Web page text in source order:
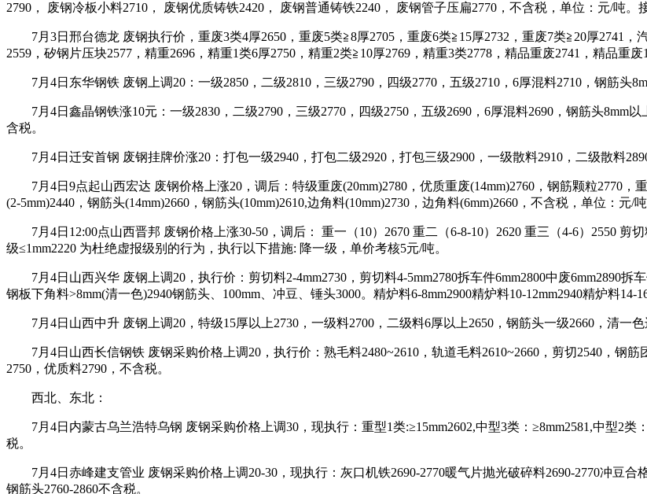
2790， 废钢冷板小料2710， 废钢优质铸铁2420， 废钢普通铸铁2240， 废钢管子压扁2770，不含税，单位：元/吨。
7月3日邢台德龙 废钢执行价，重废3类4厚2650，重废5类≧8厚2705，重废6类≧15厚2732，重废7类≧20厚2741
2559，矽钢片压块2577，精重2696，精重1类6厚2750，精重2类≧10厚2769，精重3类2778，精品重废2741，精品重
7月4日东华钢铁 废钢上调20：一级2850，二级2810，三级2790，四级2770，五级2710，6厚混料2710，钢筋头
7月4日鑫晶钢铁涨10元：一级2830，二级2790，三级2770，四级2750，五级2690，6厚混料2690，钢筋头8mm
含税。
7月4日迁安首钢 废钢挂牌价涨20：打包一级2940，打包二级2920，打包三级2900，一级散料2910，二级散料
7月4日9点起山西宏达 废钢价格上涨20，调后：特级重废(20mm)2780，优质重废(14mm)2760，钢筋颗粒2770，
(2-5mm)2440，钢筋头(14mm)2660，钢筋头(10mm)2610,边角料(10mm)2730，边角料(6mm)2660，不含税，单位：元/吨
7月4日12:00点山西晋邦 废钢价格上涨30-50，调后： 重一（10）2670 重二（6-8-10）2620 重三（4-6）2550 剪
级≤1mm2220 为杜绝虚报级别的行为，执行以下措施: 降一级，单价考核5元/吨。
7月4日山西兴华 废钢上调20，执行价：剪切料2-4mm2730，剪切料4-5mm2780拆车件6mm2800中废6mm2890拆
钢板下角料>8mm(清一色)2940钢筋头、100mm、冲豆、锤头3000。精炉料6-8mm2900精炉料10-12mm2940精炉料14-
7月4日山西中升 废钢上调20，特级15厚以上2730，一级料2700，二级料6厚以上2650，钢筋头一级2660，清一
7月4日山西长信钢铁 废钢采购价格上调20，执行价：熟毛料2480~2610，轨道毛料2610~2660，剪切2540，钢
2750，优质料2790，不含税。
西北、东北：
7月4日内蒙古乌兰浩特乌钢 废钢采购价格上调30，现执行：重型1类:≥15mm2602,中型3类：≥8mm2581,中型2类
税。
7月4日赤峰建支管业 废钢采购价格上调20-30，现执行：灰口机铁2690-2770暖气片抛光破碎料2690-2770冲豆合
钢筋头2760-2860不含税。